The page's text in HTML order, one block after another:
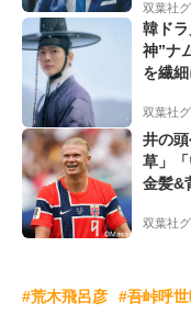
双葉社
韓ド
神”ナ
を繊
双葉社
井の
草」
金髪&
ー”
双葉社
#荒木飛呂彦 #吾峠呼